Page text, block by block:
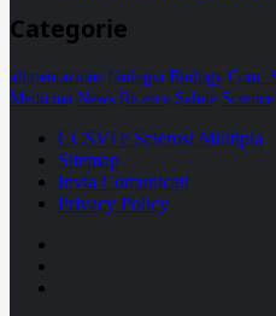
Categorie
alimentazione biologia Biology Com.
Medicina News Ricerca Salute Science
CCSVI e Sclerosi Multipla
Sitemap
Invia Comunicati
Privacy Policy